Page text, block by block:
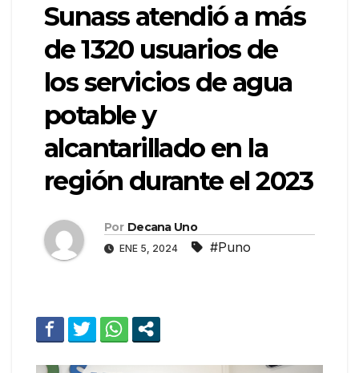
Sunass atendió a más
de 1320 usuarios de
los servicios de agua
potable y
alcantarillado en la
región durante el 2023
Por Decana Uno
ENE 5, 2024 #Puno